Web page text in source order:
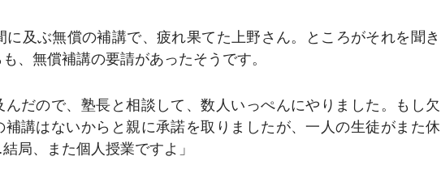
及ぶ無償の補講で、疲れ果てた上野さん。ところがそれを聞き
、無償補講の要請があったそうです。
んだので、塾長と相談して、数人いっぺんにやりました。もし欠
補講はないからと親に承諾を取りましたが、一人の生徒がまた休
局、また個人授業ですよ」